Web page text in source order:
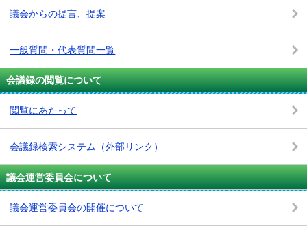
議会からの提言、提案
一般質問・代表質問一覧
会議録の閲覧について
閲覧にあたって
会議録検索システム （外部リンク）
議会運営委員会について
議会運営委員会の開催について